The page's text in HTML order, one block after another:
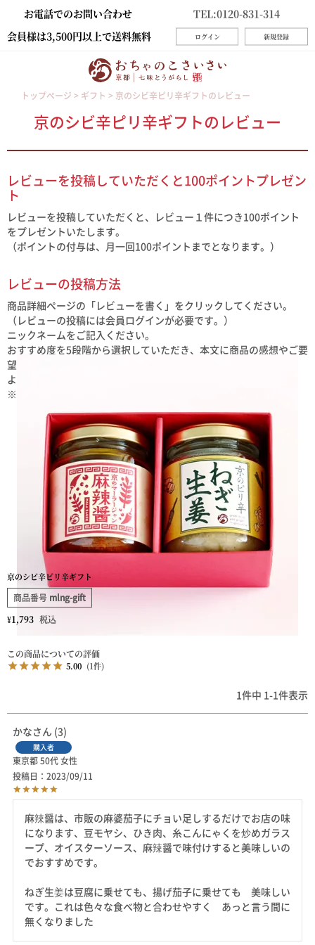
お電話でのお問い合わせ
TEL:0120-831-314
会員様は3,500円以上で送料無料
ログイン 新規登録
トップページ ギフト 京のシビ辛ピリ辛ギフトのレビュー
京のシビ辛ピリ辛ギフトのレビュー
レビューを投稿していただくと100ポイントプレゼン
ト
レビューを投稿していただくと、レビュー１件につき100ポイント
をプレゼントいたします。
（ポイントの付与は、月一回100ポイントまでとなります。）
レビューの投稿方法
商品詳細ページの「レビューを書く」をクリックしてください。
（レビューの投稿には会員ログインが必要です。）
ニックネームをご記入ください。
おすすめ度を5段階から選択していただき、本文に商品の感想やご要
望をご記入ください。
よろしければプロフィールをご記入ください。
※レビュー投稿は、１商品につき１回ご記入いただけます。
京のシビ辛ピリ辛ギフト
商品番号 mlng-gift
¥1,793 税込
5.00 1
1 件中 1 -1 件表示
かな 3
購入者
東京都 50代 女性
投稿日
2023/09/11
麻辣醤は、市販の麻婆茄子にチョい足しするだけでお店の味
になります、豆モヤシ、ひき肉、糸こんにゃくを炒めガラス
ープ、オイスターソース、麻辣醤で味付けすると美味しいの
でおすすめです。
ねぎ生姜は豆腐に乗せても、揚げ茄子に乗せても　美味しい
です。これは色々な食べ物と合わせやすく　あっと言う間に
無くなりました